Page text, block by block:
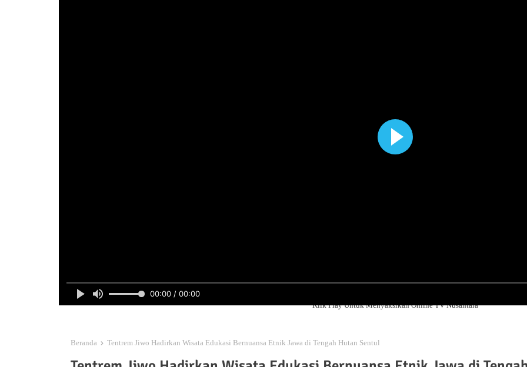
00:00 / 00:00
Klik Play Untuk Menyaksikan Online TV Nusantara
Beranda Tentrem Jiwo Hadirkan Wisata Edukasi Bernuansa Etnik Jawa di Tengah Hutan Sentul